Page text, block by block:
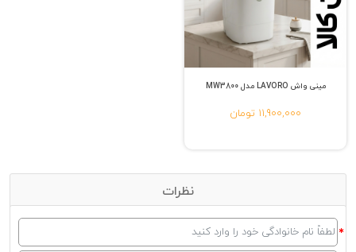
مینی واش LAVORO مدل MW3800
11,900,000 تومان
نظرات